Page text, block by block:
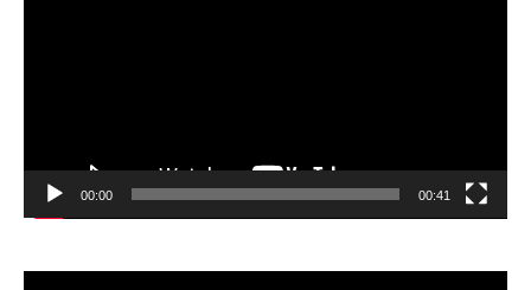
00:00 00:41